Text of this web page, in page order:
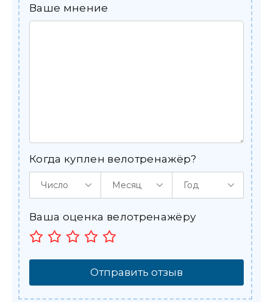
Ваше мнение
Ваша оценка велотренажёру
Когда куплен велотренажёр?
Число Месяц Год
Отправить отзыв